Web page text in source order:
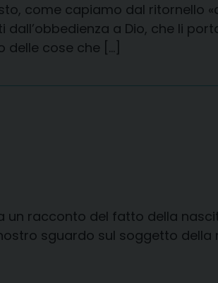
come capiamo dal ritornello
a Dio, che li
cose che […]
un racconto del fatto della
sguardo sul soggetto della